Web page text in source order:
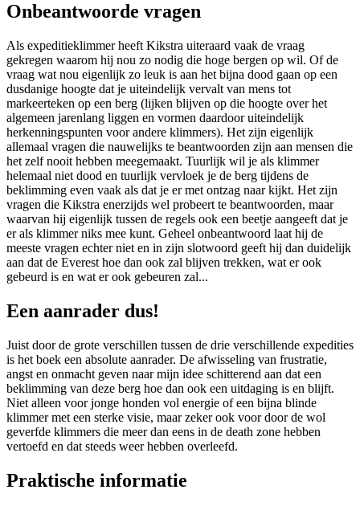
Onbeantwoorde vragen
Als expeditieklimmer heeft Kikstra uiteraard vaak de vraag
gekregen waarom hij nou zo nodig die hoge bergen op wil. Of de
vraag wat nou eigenlijk zo leuk is aan het bijna dood gaan op een
dusdanige hoogte dat je uiteindelijk vervalt van mens tot
markeerteken op een berg (lijken blijven op die hoogte over het
algemeen jarenlang liggen en vormen daardoor uiteindelijk
herkenningspunten voor andere klimmers). Het zijn eigenlijk
allemaal vragen die nauwelijks te beantwoorden zijn aan mensen die
het zelf nooit hebben meegemaakt. Tuurlijk wil je als klimmer
helemaal niet dood en tuurlijk vervloek je de berg tijdens de
beklimming even vaak als dat je er met ontzag naar kijkt. Het zijn
vragen die Kikstra enerzijds wel probeert te beantwoorden, maar
waarvan hij eigenlijk tussen de regels ook een beetje aangeeft dat je
er als klimmer niks mee kunt. Geheel onbeantwoord laat hij de
meeste vragen echter niet en in zijn slotwoord geeft hij dan duidelijk
aan dat de Everest hoe dan ook zal blijven trekken, wat er ook
gebeurd is en wat er ook gebeuren zal...
Een aanrader dus!
Juist door de grote verschillen tussen de drie verschillende expedities
is het boek een absolute aanrader. De afwisseling van frustratie,
angst en onmacht geven naar mijn idee schitterend aan dat een
beklimming van deze berg hoe dan ook een uitdaging is en blijft.
Niet alleen voor jonge honden vol energie of een bijna blinde
klimmer met een sterke visie, maar zeker ook voor door de wol
geverfde klimmers die meer dan eens in de death zone hebben
vertoefd en dat steeds weer hebben overleefd.
Praktische informatie